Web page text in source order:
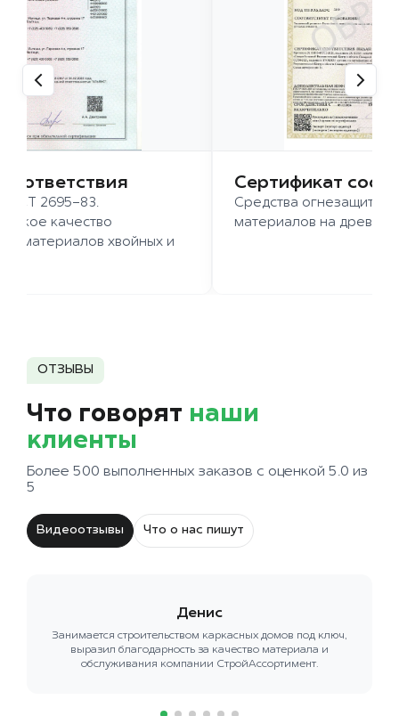
2695-83.
качество
хвойных и
Сертификат
Средства огнезащиты
материалов на
ОТЗЫВЫ
Что говорят наши
клиенты
Более 500 выполненных заказов с оценкой 5.0 из
5
Видеоотзывы Что о нас пишут
Денис
Занимается строительством каркасных домов под ключ,
выразил благодарность за качество материала и
обслуживания компании СтройАссортимент.